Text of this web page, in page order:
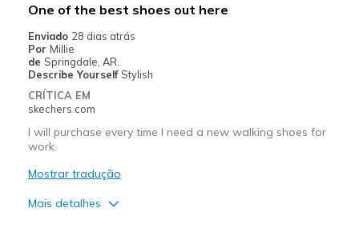
One of the best shoes out here
Enviado 28 dias atrás
Por Millie
de Springdale, AR.
Describe Yourself Stylish
CRÍTICA EM
skechers.com
I will purchase every time I need a new walking shoes for
work.
Mostrar tradução
Mais detalhes